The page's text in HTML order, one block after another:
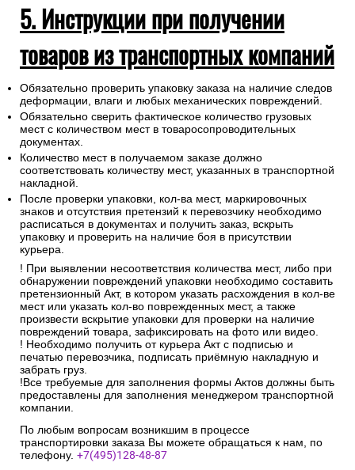
5. Инструкции при получении
товаров из транспортных компаний
Обязательно проверить упаковку заказа на наличие следов
деформации, влаги и любых механических повреждений.
Обязательно сверить фактическое количество грузовых
мест с количеством мест в товаросопроводительных
документах.
Количество мест в получаемом заказе должно
соответствовать количеству мест, указанных в транспортной
накладной.
После проверки упаковки, кол-ва мест, маркировочных
знаков и отсутствия претензий к перевозчику необходимо
расписаться в документах и получить заказ, вскрыть
упаковку и проверить на наличие боя в присутствии
курьера.
! При выявлении несоответствия количества мест, либо при
обнаружении повреждений упаковки необходимо составить
претензионный Акт, в котором указать расхождения в кол-ве
мест или указать кол-во поврежденных мест, а также
произвести вскрытие упаковки для проверки на наличие
повреждений товара, зафиксировать на фото или видео.
! Необходимо получить от курьера Акт с подписью и
печатью перевозчика, подписать приёмную накладную и
забрать груз.
!Все требуемые для заполнения формы Актов должны быть
предоставлены для заполнения менеджером транспортной
компании.
По любым вопросам возникшим в процессе
транспортировки заказа Вы можете обращаться к нам, по
телефону. +7(495)128-48-87